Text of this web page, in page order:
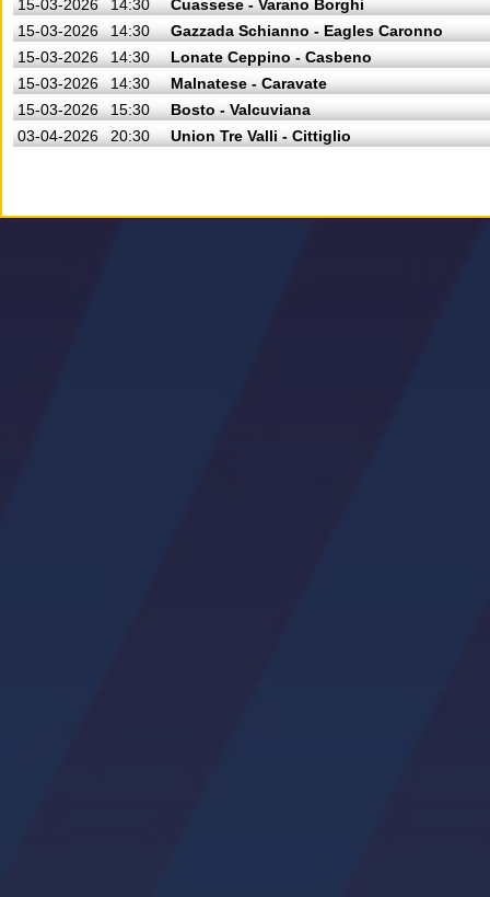
15-03-2026
14:30
Cuassese - Varano Borghi
15-03-2026
14:30
Gazzada Schianno - Eagles Caronno
15-03-2026
14:30
Lonate Ceppino - Casbeno
15-03-2026
14:30
Malnatese - Caravate
15-03-2026
15:30
Bosto - Valcuviana
03-04-2026
20:30 Union Tre Valli - Cittiglio